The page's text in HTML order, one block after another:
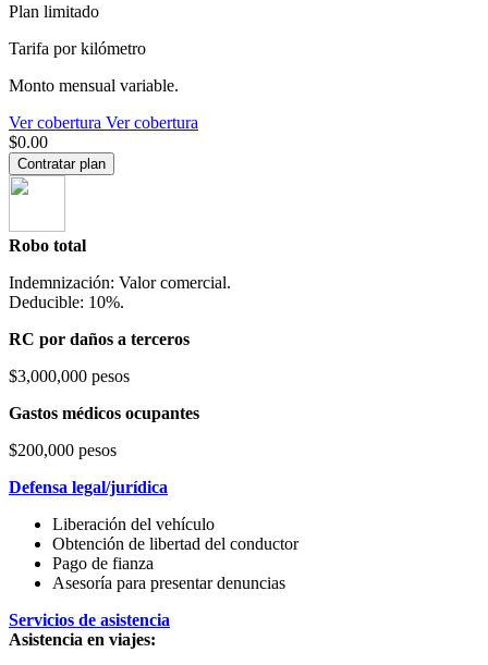
Plan limitado
Tarifa por kilómetro
Monto mensual variable.
Ver cobertura Ver cobertura
$0.00
Contratar plan
Robo total
Indemnización: Valor comercial.
Deducible: 10%.
RC por daños a terceros
$3,000,000 pesos
Gastos médicos ocupantes
$200,000 pesos
Defensa legal/jurídica
Liberación del vehículo
Obtención de libertad del conductor
Pago de fianza
Asesoría para presentar denuncias
Servicios de asistencia
Asistencia en viajes: